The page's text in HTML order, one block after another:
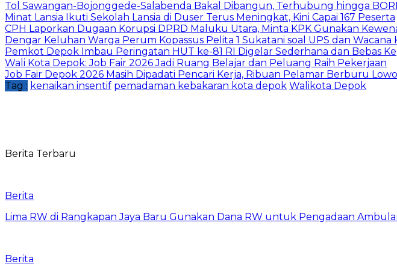
Tol Sawangan-Bojonggede-Salabenda Bakal Dibangun, Terhubung hingga
Minat Lansia Ikuti Sekolah Lansia di Duser Terus Meningkat, Kini Capai 167 Peserta
CPH Laporkan Dugaan Korupsi DPRD Maluku Utara, Minta KPK Gunakan
Dengar Keluhan Warga Perum Kopassus Pelita 1 Sukatani soal UPS dan Wacana
Pemkot Depok Imbau Peringatan HUT ke-81 RI Digelar Sederhana dan Bebas
Wali Kota Depok: Job Fair 2026 Jadi Ruang Belajar dan Peluang Raih Pekerjaan
Job Fair Depok 2026 Masih Dipadati Pencari Kerja, Ribuan Pelamar Berburu
Tag : kenaikan insentif pemadaman kebakaran kota depok Walikota Depok
Berita Terbaru
Berita
Lima RW di Rangkapan Jaya Baru Gunakan Dana RW untuk Pengadaan
Berita